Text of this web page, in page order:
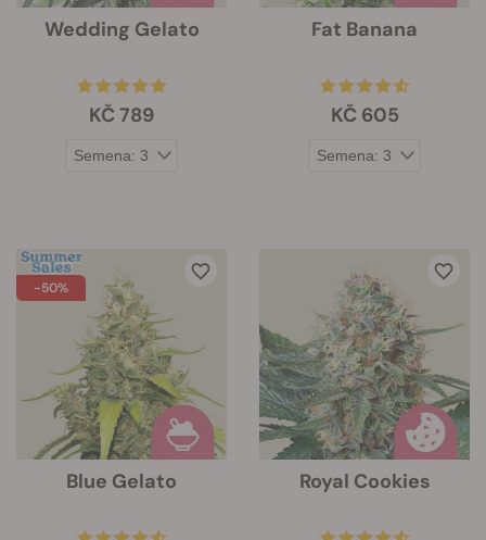
Wedding Gelato
KČ 789
Fat Banana
KČ 605
-50%
Blue Gelato Royal Cookies